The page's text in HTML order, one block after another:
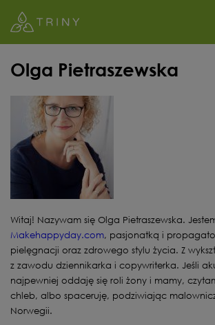
Olga Pietraszewska
Witaj! Nazywam się Olga Pietraszewska.
Makehappyday.com, pasjonatką i
pielęgnacji oraz zdrowego stylu życia. Z
z zawodu dziennikarka i copywriterka. Jeśli
najpewniej oddaję się roli żony i mamy,
chleb, albo spaceruję, podziwiając
Norwegii.